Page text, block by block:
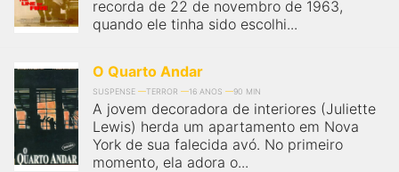
recorda de 22 de novembro de 1963,
quando ele tinha sido escolhi...
O Quarto Andar
SUSPENSE TERROR 16 ANOS 90 MIN
A jovem decoradora de interiores (Juliette
Lewis) herda um apartamento em Nova
York de sua falecida avó. No primeiro
momento, ela adora o...